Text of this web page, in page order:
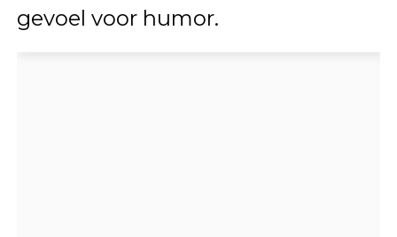
gevoel voor humor.